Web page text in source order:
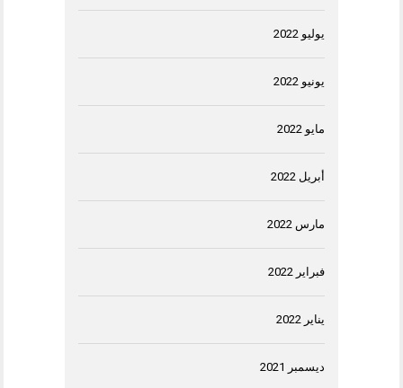
يوليو 2022
يونيو 2022
مايو 2022
أبريل 2022
مارس 2022
فبراير 2022
يناير 2022
ديسمبر 2021